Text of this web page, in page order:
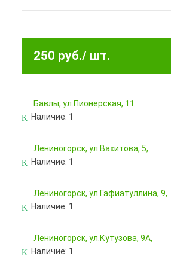
250 руб./ шт.
Бавлы, ул.Пионерская, 11
Наличие: 1
Лениногорск, ул.Вахитова, 5,
Наличие: 1
Лениногорск, ул.Гафиатуллина, 9,
Наличие: 1
Лениногорск, ул.Кутузова, 9А,
Наличие: 1